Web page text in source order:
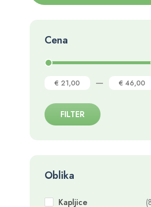
Cena
€ 21,00 — € 46,00
FILTER
Oblika
Kapljice